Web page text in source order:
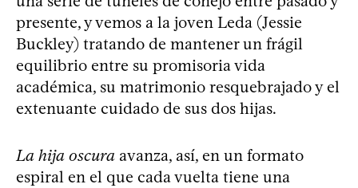
presente, y vemos a la joven Leda (Jessie
Buckley) tratando de mantener un frágil
equilibrio entre su promisoria vida
académica, su matrimonio resquebrajado y el
extenuante cuidado de sus dos hijas.
La hija oscura avanza, así, en un formato
espiral en el que cada vuelta tiene una